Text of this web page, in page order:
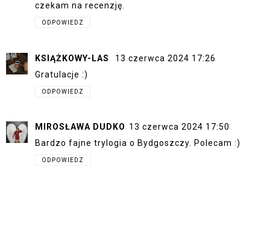
czekam na recenzję.
ODPOWIEDZ
KSIĄŻKOWY-LAS
13 czerwca 2024 17:26
Gratulacje :)
ODPOWIEDZ
MIROSŁAWA DUDKO 13 czerwca 2024 17:50
Bardzo fajne trylogia o Bydgoszczy. Polecam :)
ODPOWIEDZ